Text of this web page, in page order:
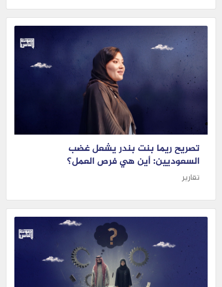
تصريح ريما بنت بندر يشعل غضب
السعوديين: أين هي فرص العمل؟
تقارير